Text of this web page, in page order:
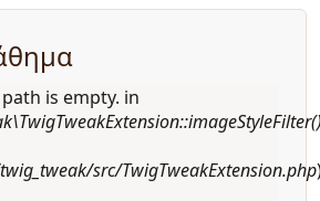
is empty. in
src/TwigTweakExtension.php